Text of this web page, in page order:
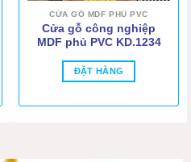
CỬA GỖ MDF PHỦ PVC
Cửa gỗ công nghiệp
MDF phủ PVC KD.1234
ĐẶT HÀNG